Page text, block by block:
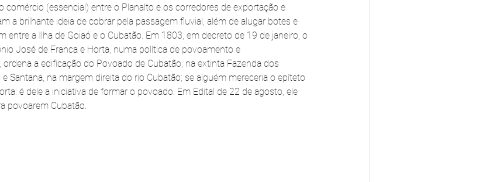
comércio (essencial) entre o Planalto e os corredores de exportação e
a brilhante ideia de cobrar pela passagem fluvial, além de alugar botes e
entre a Ilha de Goiaó e o Cubatão. Em 1803, em decreto de 19 de janeiro, o
José de Franca e Horta, numa política de povoamento e
a edificação do Povoado de Cubatão, na extinta Fazenda dos
Santana, na margem direita do rio Cubatão; se alguém mereceria o epíteto
é dele a iniciativa de formar o povoado. Em Edital de 22 de agosto, ele
povoarem Cubatão.